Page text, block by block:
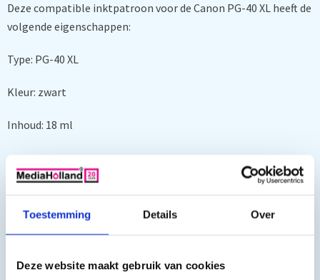
Toestemming Details Over
Deze website maakt gebruik van cookies
Deze compatible inktpatroon voor de Canon PG-40 XL heeft de
volgende eigenschappen:
Type: PG-40 XL
Kleur: zwart
Inhoud: 18 ml
o.a. geschikt voor: